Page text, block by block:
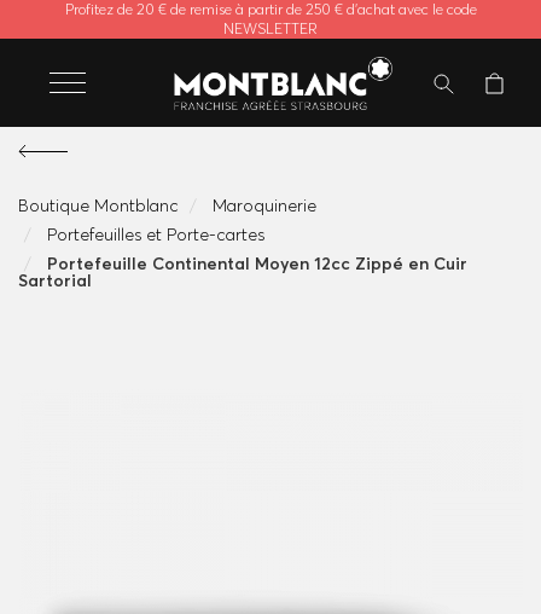
Profitez de 20 € de remise à partir de 250 € d'achat avec le code
NEWSLETTER
Boutique Montblanc
Maroquinerie
Portefeuilles et Porte-cartes
Portefeuille Continental Moyen 12cc Zippé en Cuir
Sartorial